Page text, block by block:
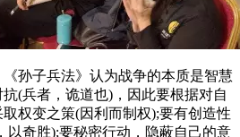
子兵法》认为战争的本质是智慧
(兵者，诡道也)，因此要根据对自
权变之策(因利而制权);要有创造性
以奇胜);要秘密行动，隐蔽自己的意